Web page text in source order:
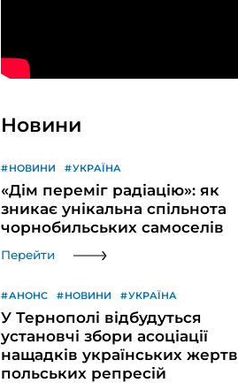
Новини
НОВИНИ УКРАЇНА
«Дім переміг радіацію»: як
зникає унікальна спільнота
чорнобильських самоселів
Перейти
АНОНС НОВИНИ УКРАЇНА
У Тернополі відбудуться
установчі збори асоціації
нащадків українських жертв
польських репресій